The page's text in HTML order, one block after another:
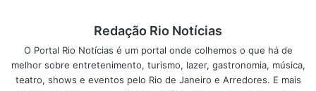
maiores riquezas do planeta: a água;“Severn”
como está hoje em dia a menina canadense Severn
Suzuki, símbolo da Eco 92; “Pandemonium”, documentário
Redação Rio Notícias
O Portal Rio Notícias é um portal onde colhemos o que há de
melhor sobre entretenimento, turismo, lazer, gastronomia, música,
teatro, shows e eventos pelo Rio de Janeiro e Arredores. E mais